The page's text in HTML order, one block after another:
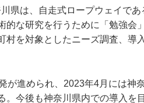
県は、自走式ロープウェイで
的な研究を行うために「勉強会
村を対象としたニーズ調査、導
が進められ、2023年4月には神
。今後も神奈川県内での導入を